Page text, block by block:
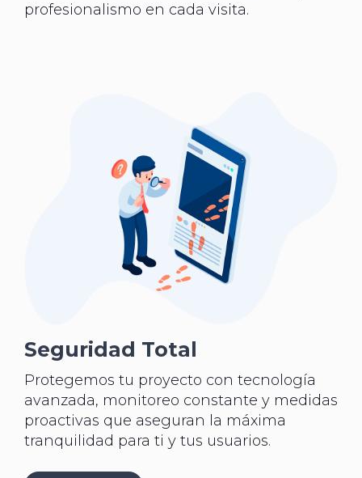
profesionalismo en cada visita.
Seguridad Total
Protegemos tu proyecto con tecnología
avanzada, monitoreo constante y medidas
proactivas que aseguran la máxima
tranquilidad para ti y tus usuarios.